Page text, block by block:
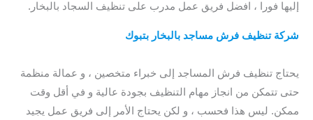
إليها فورا ، افضل فريق عمل مدرب على تنظيف السجاد بالبخار.
شركة تنظيف فرش مساجد بالبخار بتبوك
يحتاج تنظيف فرش المساجد إلى خبراء متخصين ، و عمالة منظمة
حتى تتمكن من انجاز مهام التنظيف بجودة عالية و في أقل وقت
ممكن. ليس هذا فحسب ، و لكن يحتاج الأمر إلى فريق عمل يجيد